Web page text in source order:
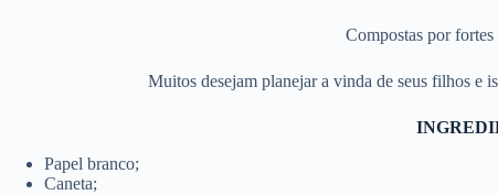
Compostas por fortes
Muitos desejam planejar a vinda de seus filhos e
Papel branco;
Caneta;